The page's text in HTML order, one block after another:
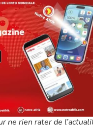
ne rien rater de